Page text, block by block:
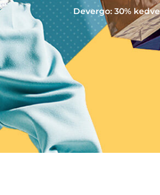
Devergo: 30%